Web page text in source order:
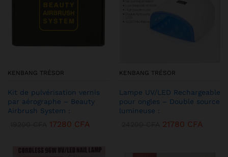
KENBANG TRÉSOR
Kit de pulvérisation vernis
par aérographe – Beauty
Airbrush System :
17280 CFA
KENBANG TRÉSOR
Lampe UV/LED Rechargeable
pour ongles – Double source
lumineuse :
21780 CFA